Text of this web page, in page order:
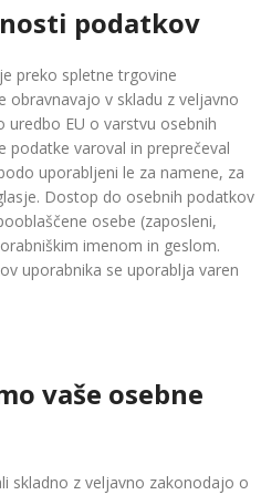
podatkov
preko spletne trgovine
obravnavajo v skladu z veljavno
uredbo EU o varstvu osebnih
podatke varoval in preprečeval
uporabljeni le za namene, za
Dostop do osebnih podatkov
osebe (zaposleni,
imenom in geslom.
uporabnika se uporablja varen
vaše osebne
skladno z veljavno zakonodajo o